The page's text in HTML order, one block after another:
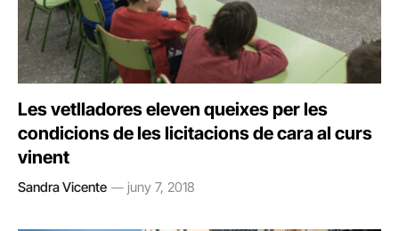
Les vetlladores eleven queixes per les
condicions de les licitacions de cara al curs
vinent
Sandra Vicente juny 7, 2018